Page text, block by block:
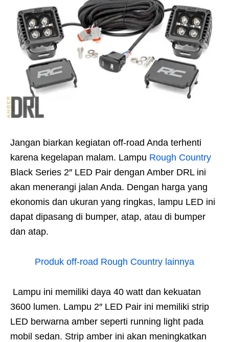
Jangan biarkan kegiatan off-road Anda terhenti
karena kegelapan malam. Lampu Rough Country
Black Series 2″ LED Pair dengan Amber DRL ini
akan menerangi jalan Anda. Dengan harga yang
ekonomis dan ukuran yang ringkas, lampu LED ini
dapat dipasang di bumper, atap, atau di bumper
dan atap.
Produk off-road Rough Country lainnya
Lampu ini memiliki daya 40 watt dan kekuatan
3600 lumen. Lampu 2″ LED Pair ini memiliki strip
LED berwarna amber seperti running light pada
mobil sedan. Strip amber ini akan meningkatkan